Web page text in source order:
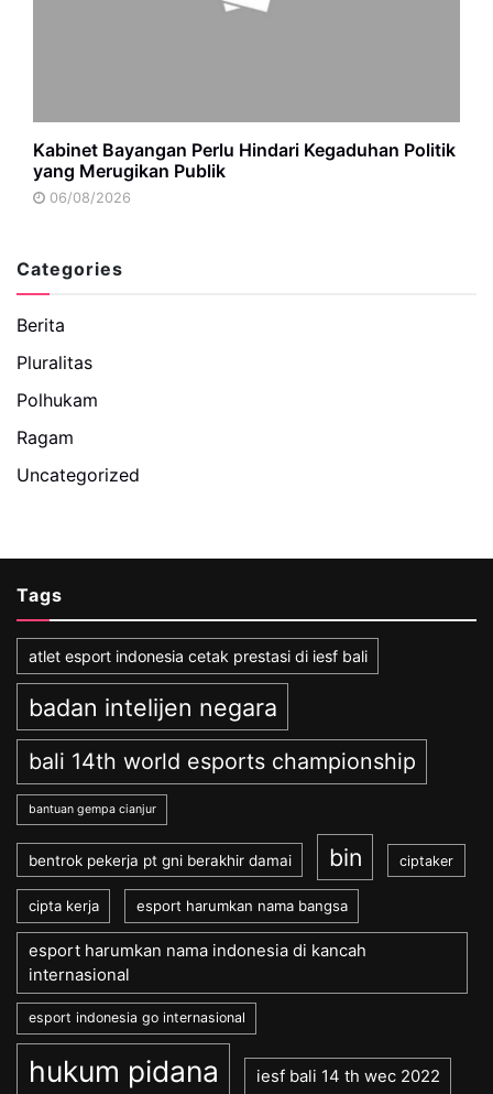
Kabinet Bayangan Perlu Hindari Kegaduhan Politik
yang Merugikan Publik
06/08/2026
Categories
Berita
Pluralitas
Polhukam
Ragam
Uncategorized
Tags
atlet esport indonesia cetak prestasi di iesf bali
badan intelijen negara
bali 14th world esports championship
bantuan gempa cianjur
bentrok pekerja pt gni berakhir damai bin ciptaker
cipta kerja esport harumkan nama bangsa
esport harumkan nama indonesia di kancah
internasional
esport indonesia go internasional
hukum pidana iesf bali 14 th wec 2022